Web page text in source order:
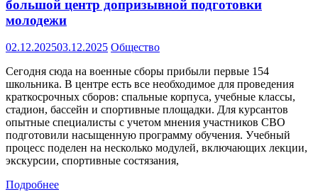
большой центр допризывной подготовки
молодежи
02.12.202503.12.2025 Общество
Сегодня сюда на военные сборы прибыли первые 154
школьника. В центре есть все необходимое для проведения
краткосрочных сборов: спальные корпуса, учебные классы,
стадион, бассейн и спортивные площадки. Для курсантов
опытные специалисты с учетом мнения участников СВО
подготовили насыщенную программу обучения. Учебный
процесс поделен на несколько модулей, включающих лекции,
экскурсии, спортивные состязания,
Подробнее